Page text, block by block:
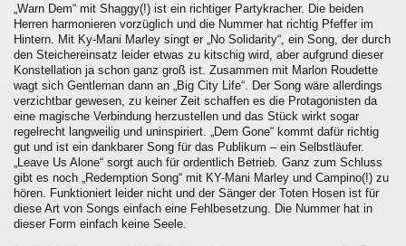
„Warn Dem“ mit Shaggy(!) ist ein richtiger Partykracher. Die beiden
Herren harmonieren vorzüglich und die Nummer hat richtig Pfeffer im
Hintern. Mit Ky-Mani Marley singt er „No Solidarity“, ein Song, der durch
den Steichereinsatz leider etwas zu kitschig wird, aber aufgrund dieser
Konstellation ja schon ganz groß ist. Zusammen mit Marlon Roudette
wagt sich Gentleman dann an „Big City Life“. Der Song wäre allerdings
verzichtbar gewesen, zu keiner Zeit schaffen es die Protagonisten da
eine magische Verbindung herzustellen und das Stück wirkt sogar
regelrecht langweilig und uninspiriert. „Dem Gone“ kommt dafür richtig
gut und ist ein dankbarer Song für das Publikum – ein Selbstläufer.
„Leave Us Alone“ sorgt auch für ordentlich Betrieb. Ganz zum Schluss
gibt es noch „Redemption Song“ mit KY-Mani Marley und Campino(!) zu
hören. Funktioniert leider nicht und der Sänger der Toten Hosen ist für
diese Art von Songs einfach eine Fehlbesetzung. Die Nummer hat in
dieser Form einfach keine Seele.